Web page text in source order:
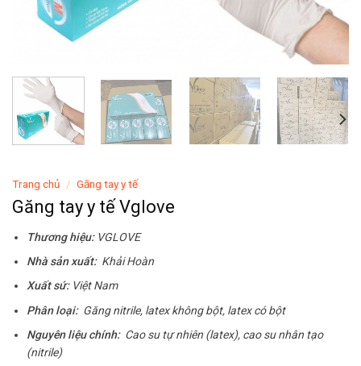
Trang chủ / Găng tay y tế
Găng tay y tế Vglove
Thương hiệu:VGLOVE
Nhà sản xuất: Khải Hoàn
Xuất sứ:Việt Nam
Phân loại: Găng nitrile, latex không bột, latex có bột
Nguyên liệu chính: Cao su tự nhiên (latex), cao su nhân tạo
(nitrile)